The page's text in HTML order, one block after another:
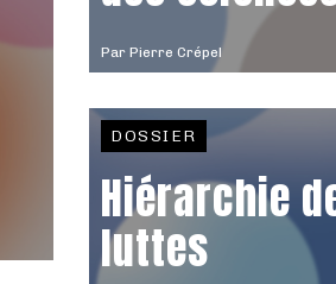
Par Pierre Crépel
DOSSIER
Hiérarchie
luttes